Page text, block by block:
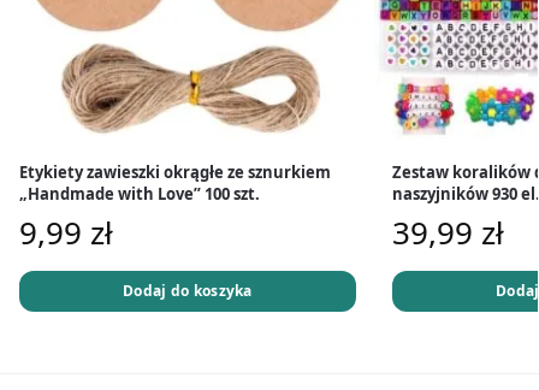
Etykiety zawieszki okrągłe ze sznurkiem
„Handmade with Love” 100 szt.
9,99 zł
Dodaj do koszyka
Zestaw koralików
naszyjników 930 el.
39,99 zł